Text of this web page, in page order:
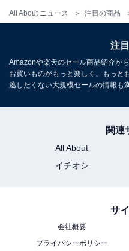
All About ニュース 注目の商品
日立 コンベクション オー
ホワイト 1,300W 食パン
日立「MRO-S8C K」
日立 過熱水蒸気 オーブン
ワイドオーブン ヘルシーシ
注
Amazonや楽天のセール商品紹介か
お買いものがもっと楽しく、もっと
逃したくない大規模セールの情報も
関連
All About
イチオシ
サ
会社概要
プライバシーポリシー